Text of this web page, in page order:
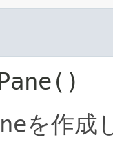
()
を作成